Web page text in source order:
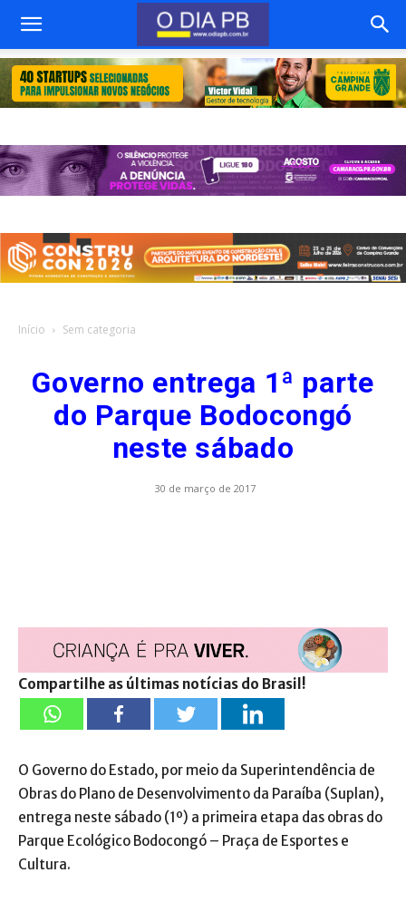
Início Sem categoria
Governo entrega 1ª parte
do Parque Bodocongó
neste sábado
30 de março de 2017
Compartilhe as últimas notícias do Brasil!
O Governo do Estado, por meio da Superintendência de
Obras do Plano de Desenvolvimento da Paraíba (Suplan),
entrega neste sábado (1º) a primeira etapa das obras do
Parque Ecológico Bodocongó – Praça de Esportes e
Cultura.